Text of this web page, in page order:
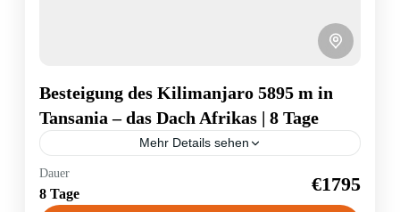
Besteigung des Kilimanjaro 5895 m in
Tansania – das Dach Afrikas | 8 Tage
Mehr Details sehen
Es ist für viele ein Traum, auf das Dach Afrikas – den
legendären Kilimandjaro – zu steigen. Begleitet von
einem erfahrenen Führer wandern Sie in...
Dauer
8 Tage €1795